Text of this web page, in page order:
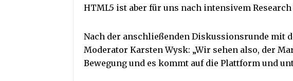
HTML5 ist aber für uns nach intensivem
Nach der anschließenden Diskussionsrunde mit
Moderator Karsten Wysk: „Wir sehen also, der
Bewegung und es kommt auf die Plattform und